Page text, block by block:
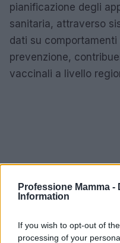
Professione Mamma -
Information
If you wish to opt-out of
processing of your
pianificazione degli
sanitaria, attraverso
dati su
prevenzione,
vaccinali a livello